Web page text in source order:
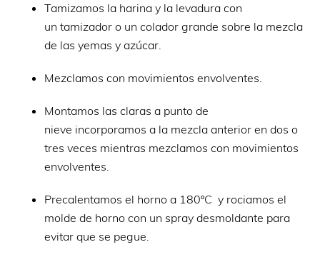
Tamizamos la harina y la levadura con
un tamizador o un colador grande sobre la mezcla
de las yemas y azúcar.
Mezclamos con movimientos envolventes.
Montamos las claras a punto de
nieve incorporamos a la mezcla anterior en dos o
tres veces mientras mezclamos con movimientos
envolventes.
Precalentamos el horno a 180ºC y rociamos el
molde de horno con un spray desmoldante para
evitar que se pegue.